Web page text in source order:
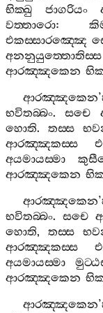
භික‍්ඛු
ජාගරියං
වත‍්තාරො:
එකස‍්සාරඤ‍්ඤෙ
අනනුයුත‍්තොතිස‍්ස
ආරඤ‍්ඤකෙන
ආරඤ‍්ඤකෙන’
භවිතබ‍්බං.සචෙ
හොති. තස‍්ස
ආරඤ‍්ඤකස‍්ස
අයමායස‍්මා
ආරඤ‍්ඤකෙන
ආරඤ‍්ඤකෙන’
භවිතබ‍්බං. සචෙ
හොති, තස‍්ස
ආරඤ‍්ඤකස‍්ස
අයමායස‍්මා
ආරඤ‍්ඤකෙන
ආරඤ‍්ඤකෙන’